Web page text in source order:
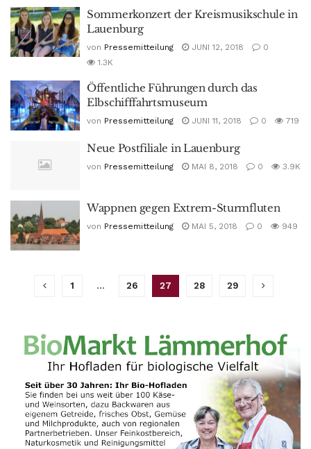
Sommerkonzert der Kreismusikschule in
Lauenburg
von Pressemitteilung JUNI 12, 2018
0
1.3K
Öffentliche Führungen durch das
Elbschifffahrtsmuseum
von Pressemitteilung JUNI 11, 2018 0 719
Neue Postfiliale in Lauenburg
von Pressemitteilung MAI 8, 2018 0 3.9K
Wappnen gegen Extrem-Sturmfluten
von Pressemitteilung MAI 5, 2018 0 949
1 … 26 27 28 29